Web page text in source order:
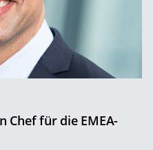
Chef für die EMEA-